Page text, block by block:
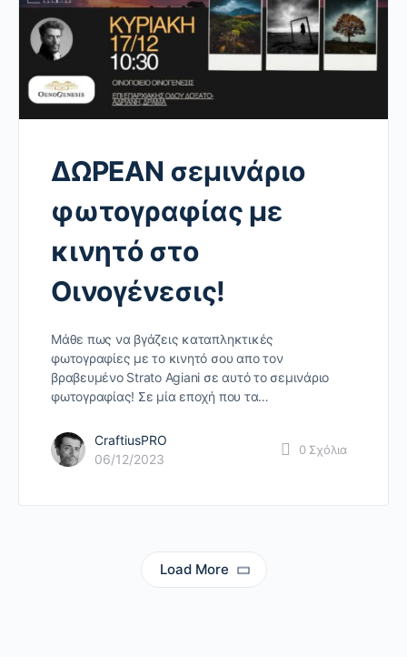
ΔΩΡΕΑΝ σεμινάριο
φωτογραφίας με
κινητό στο
Οινογένεσις!
Μάθε πως να βγάζεις καταπληκτικές
φωτογραφίες με το κινητό σου απο τον
βραβευμένο Strato Agiani σε αυτό το σεμινάριο
φωτογραφίας! Σε μία εποχή που τα…
CraftiusPRO
06/12/2023
0 Σχόλια
Load More